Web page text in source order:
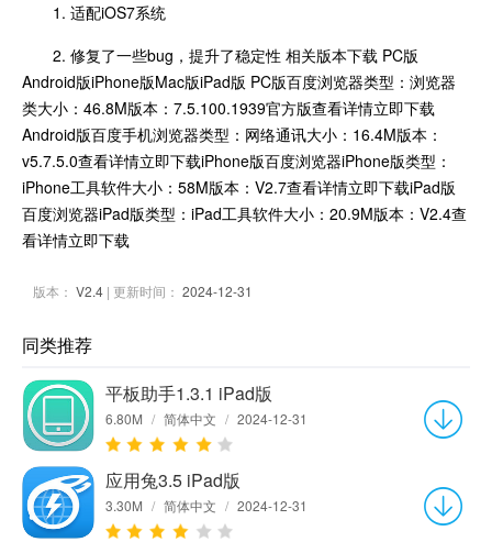
1. 适配iOS7系统
2. 修复了一些bug，提升了稳定性 相关版本下载 PC版
Android版iPhone版Mac版iPad版 PC版百度浏览器类型：浏览器
类大小：46.8M版本：7.5.100.1939官方版查看详情立即下载
Android版百度手机浏览器类型：网络通讯大小：16.4M版本：
v5.7.5.0查看详情立即下载iPhone版百度浏览器iPhone版类型：
iPhone工具软件大小：58M版本：V2.7查看详情立即下载iPad版
百度浏览器iPad版类型：iPad工具软件大小：20.9M版本：V2.4查
看详情立即下载
版本： V2.4 | 更新时间： 2024-12-31
同类推荐
平板助手1.3.1 iPad版
6.80M / 简体中文 / 2024-12-31
应用兔3.5 iPad版
3.30M / 简体中文 / 2024-12-31